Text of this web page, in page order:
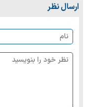
ارسال نظر